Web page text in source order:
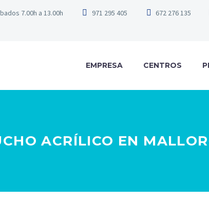
7.00h a 13.00h 971 295 405 672 276 135
EMPRESA CENTROS
ACRÍLICO EN